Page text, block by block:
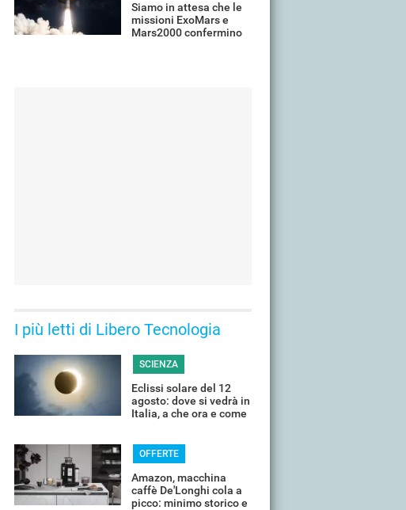
Siamo in attesa che le
missioni ExoMars e
Mars2000 confermino
I più letti di Libero Tecnologia
SCIENZA
Eclissi solare del 12
agosto: dove si vedrà in
Italia, a che ora e come
OFFERTE
Amazon, macchina
caffè De'Longhi cola a
picco: minimo storico e